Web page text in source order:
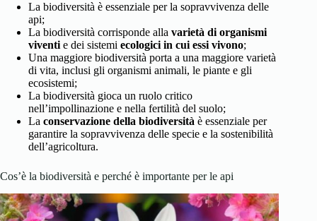
La biodiversità è essenziale per la sopravvivenza delle
api;
La biodiversità corrisponde alla varietà di organismi
viventi e dei sistemi ecologici in cui essi vivono;
Una maggiore biodiversità porta a una maggiore varietà
di vita, inclusi gli organismi animali, le piante e gli
ecosistemi;
La biodiversità gioca un ruolo critico
nell’impollinazione e nella fertilità del suolo;
La conservazione della biodiversità è essenziale per
garantire la sopravvivenza delle specie e la sostenibilità
dell’agricoltura.
Cos’è la biodiversità e perché è importante per le api